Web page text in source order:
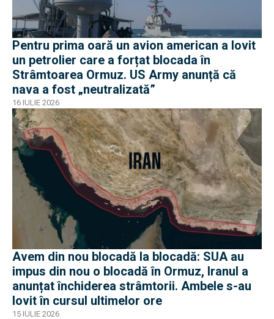
Pentru prima oară un avion american a lovit
un petrolier care a forțat blocada în
Strâmtoarea Ormuz. US Army anunță că
nava a fost „neutralizată”
16 IULIE 2026
Avem din nou blocadă la blocadă: SUA au
impus din nou o blocadă în Ormuz, Iranul a
anunțat închiderea strâmtorii. Ambele s-au
lovit în cursul ultimelor ore
15 IULIE 2026